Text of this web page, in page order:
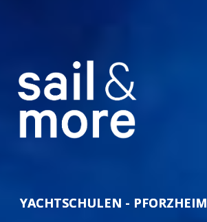
YACHTSCHULEN - PFORZHEIM